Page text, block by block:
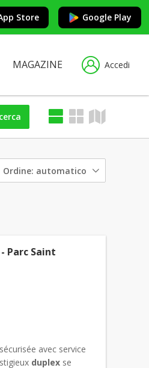
Store Google Play
MAGAZINE Accedi
Ordine: automatico
Parc Saint
avec service
duplex se